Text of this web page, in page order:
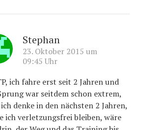
Stephan
23. Oktober 2015 um
09:45 Uhr
ich fahre erst seit 2 Jahren und
war seitdem schon extrem,
denke in den nächsten 2 Jahren,
ich verletzungsfrei bleiben, wäre